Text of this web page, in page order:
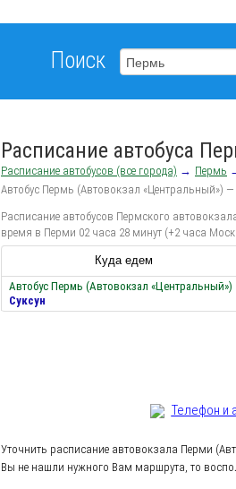
Поиск
Расписание автобуса
Расписание автобусов (все города) → Пермь
Автобус Пермь (Автовокзал «Центральный») —
Расписание автобусов Пермского
время в Перми 02 часа 28 минут (+2 часа
Куда едем
Автобус Пермь (Автовокзал «Центральный»)
Суксун
Телефон и
Уточнить расписание автовокзала Перми
Вы не нашли нужного Вам маршрута, то